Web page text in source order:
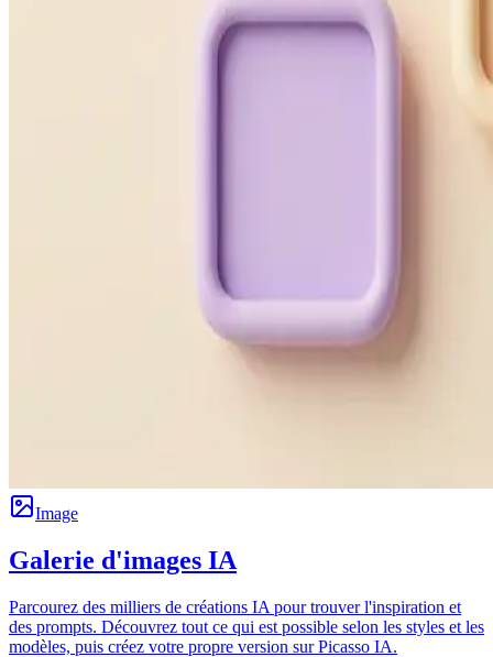
Image
Galerie d'images IA
Parcourez des milliers de créations IA pour trouver l'inspiration et
des prompts. Découvrez tout ce qui est possible selon les styles et les
modèles, puis créez votre propre version sur Picasso IA.